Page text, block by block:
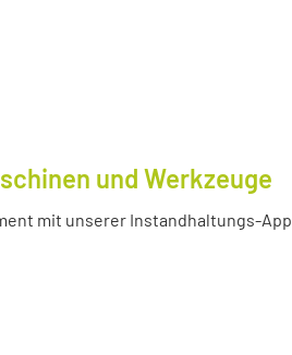
und Werkzeuge
mit unserer Instandhaltungs-App.